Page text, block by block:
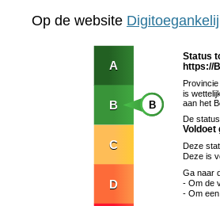
website)
Op de website